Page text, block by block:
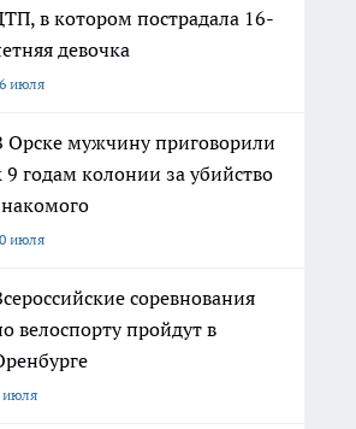
в котором пострадала 16-
девочка
июля
Орске мужчину приговорили
9 годам колонии за убийство
июля
соревнования
велоспорту пройдут в
июля